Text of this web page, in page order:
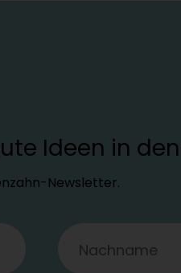
Ideen in
Newsletter.